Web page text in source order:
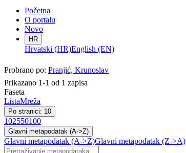
Početna
O portalu
Novo
HR
Hrvatski (HR)English (EN)
Probrano po: Pranjić, Krunoslav
Prikazano 1-1 od 1 zapisa
Faseta
ListaMreža
Po stranici: 10
102550100
Glavni metapodatak (A->Z)
Glavni metapodatak (A->Z)Glavni metapodatak (Z->A)